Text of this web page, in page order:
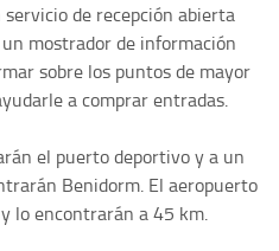
de recepción abierta
mostrador de información
sobre los puntos de mayor
a comprar entradas.
el puerto deportivo y a un
Benidorm. El aeropuerto
lo encontrarán a 45 km.